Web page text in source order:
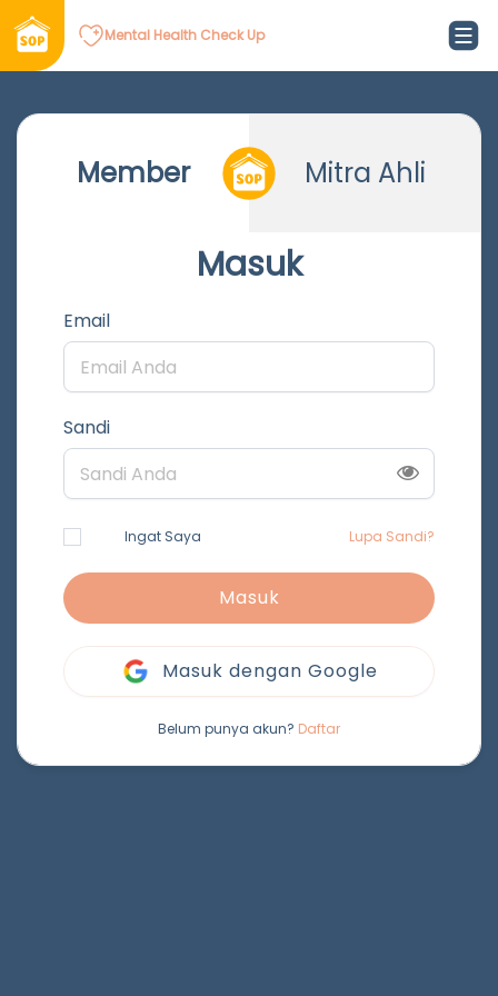
Mental Health Check Up
Member Mitra Ahli
Masuk
Email
Sandi
Ingat Saya Lupa Sandi?
Masuk
Masuk dengan Google
Belum punya akun? Daftar